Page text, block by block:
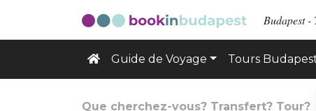
Budapest -
Guide de Voyage Tours
Que cherchez-vous? Transfert? Tour?